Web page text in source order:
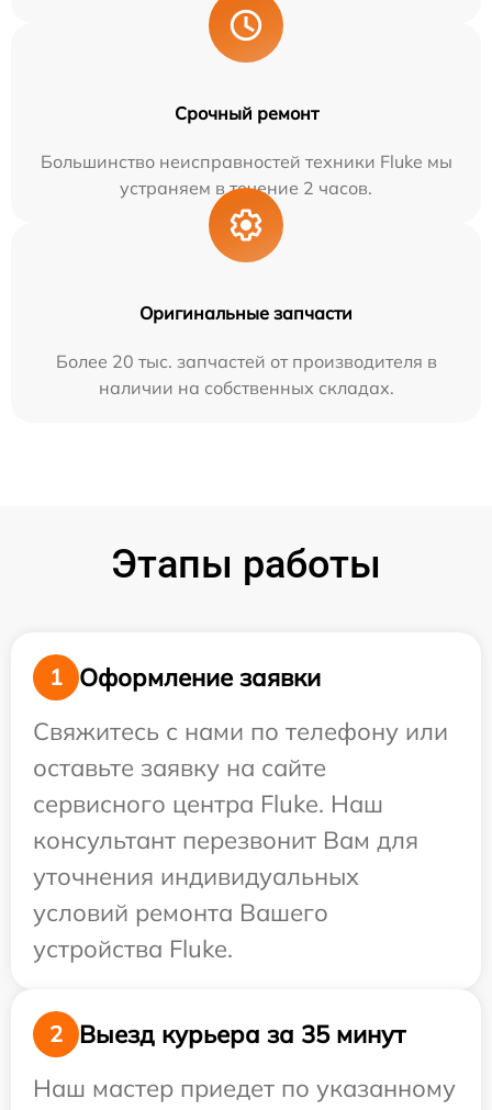
Срочный ремонт
Большинство неисправностей техники Fluke мы
устраняем в течение 2 часов.
Оригинальные запчасти
Более 20 тыс. запчастей от производителя в
наличии на собственных складах.
Этапы работы
1
Оформление заявки
Свяжитесь с нами по телефону или
оставьте заявку на сайте
сервисного центра Fluke. Наш
консультант перезвонит Вам для
уточнения индивидуальных
условий ремонта Вашего
устройства Fluke.
2
Выезд курьера за 35 минут
Наш мастер приедет по указанному